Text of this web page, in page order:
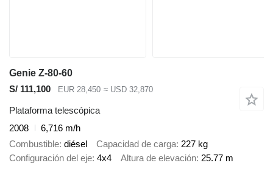
Genie Z-80-60
S/ 111,100
EUR 28,450 ≈ USD 32,870
Plataforma telescópica
2008
6,716 m/h
Combustible diésel Capacidad de carga 227 kg
Configuración del eje 4x4 Altura de elevación 25.77 m